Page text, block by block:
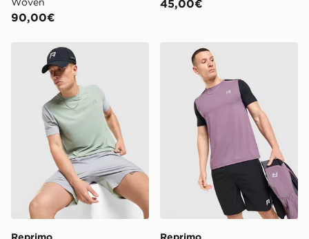
90,00€
45,00€
Reprimo Camiseta Flight Reprimo Camiseta Flight